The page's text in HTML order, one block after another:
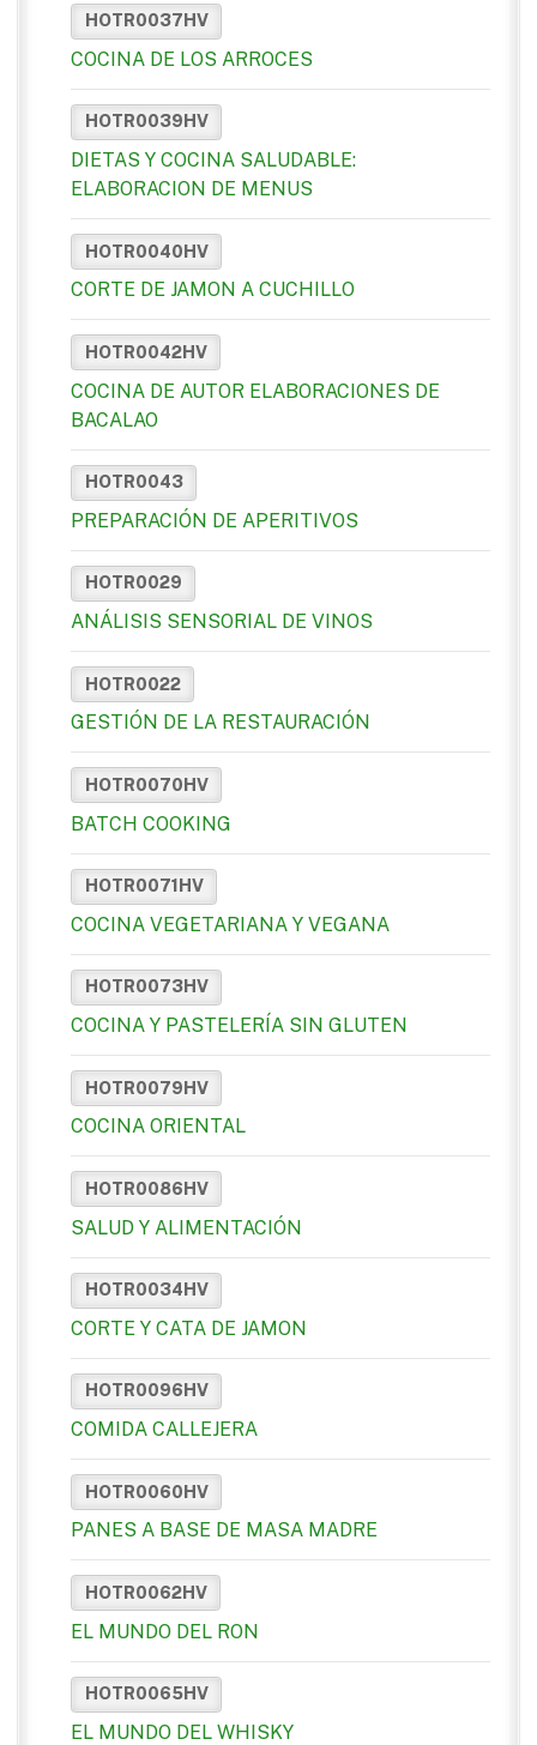
HOTR0037HV
COCINA DE LOS ARROCES
HOTR0039HV
DIETAS Y COCINA SALUDABLE:
ELABORACION DE MENUS
HOTR0040HV
CORTE DE JAMON A CUCHILLO
HOTR0042HV
COCINA DE AUTOR ELABORACIONES DE
BACALAO
HOTR0043
PREPARACIÓN DE APERITIVOS
HOTR0029
ANÁLISIS SENSORIAL DE VINOS
HOTR0022
GESTIÓN DE LA RESTAURACIÓN
HOTR0070HV
BATCH COOKING
HOTR0071HV
COCINA VEGETARIANA Y VEGANA
HOTR0073HV
COCINA Y PASTELERÍA SIN GLUTEN
HOTR0079HV
COCINA ORIENTAL
HOTR0086HV
SALUD Y ALIMENTACIÓN
HOTR0034HV
CORTE Y CATA DE JAMON
HOTR0096HV
COMIDA CALLEJERA
HOTR0060HV
PANES A BASE DE MASA MADRE
HOTR0062HV
EL MUNDO DEL RON
HOTR0065HV
EL MUNDO DEL WHISKY